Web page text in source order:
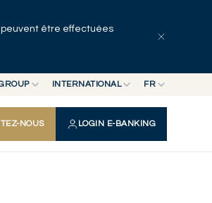
peuvent être effectuées
MANAGEMENT
INTERNATIONAL
INTERNATIONAL
SUISSE
FR
EN
FR
NOUS LOGIN E-BANKING